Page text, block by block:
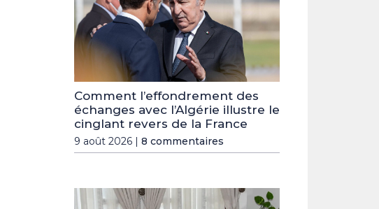
Comment l’effondrement des
échanges avec l’Algérie illustre le
cinglant revers de la France
9 août 2026 | 8 commentaires